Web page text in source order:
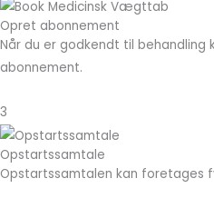
Opret abonnement
Når du er godkendt til behandling
abonnement.
3
Opstartssamtale
Opstartssamtalen kan foretages